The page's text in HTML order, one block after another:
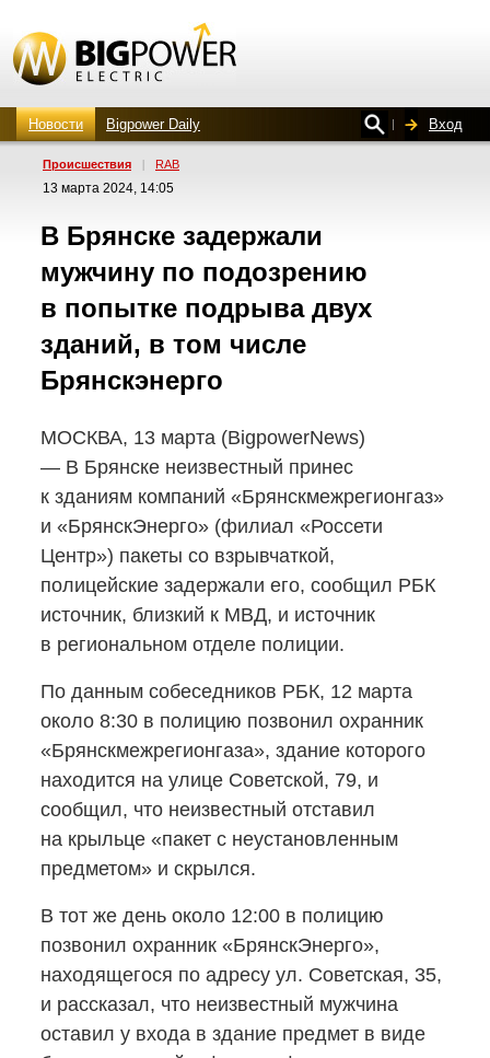
Новости Bigpower Daily Вход
Проиcшествия | RAB
13 марта 2024, 14:05
В Брянске задержали
мужчину по подозрению
в попытке подрыва двух
зданий, в том числе
Брянскэнерго
МОСКВА, 13 марта (BigpowerNews)
— В Брянске неизвестный принес
к зданиям компаний «Брянскмежрегионгаз»
и «БрянскЭнерго» (филиал «Россети
Центр») пакеты со взрывчаткой,
полицейские задержали его, сообщил РБК
источник, близкий к МВД, и источник
в региональном отделе полиции.
По данным собеседников РБК, 12 марта
около 8:30 в полицию позвонил охранник
«Брянскмежрегионгаза», здание которого
находится на улице Советской, 79, и
сообщил, что неизвестный отставил
на крыльце «пакет с неустановленным
предметом» и скрылся.
В тот же день около 12:00 в полицию
позвонил охранник «БрянскЭнерго»,
находящегося по адресу ул. Советская, 35,
и рассказал, что неизвестный мужчина
оставил у входа в здание предмет в виде